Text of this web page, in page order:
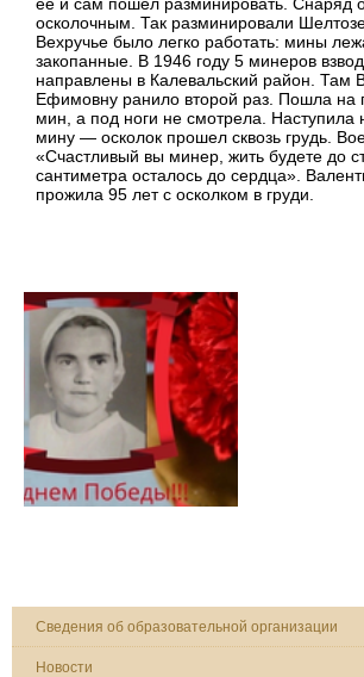
осколочным. Так разминировали
Вехручье было легко работать: мины
закопанные. В 1946 году 5 минеров
направлены в Калевальский район. Там
Ефимовну ранило второй раз. Пошла на
мин, а под ноги не смотрела.
мину — осколок прошел сквозь грудь.
«Счастливый вы минер, жить будете до
сантиметра осталось до сердца».
прожила 95 лет с осколком в груди.
Сведения об образовательной организации
Новости